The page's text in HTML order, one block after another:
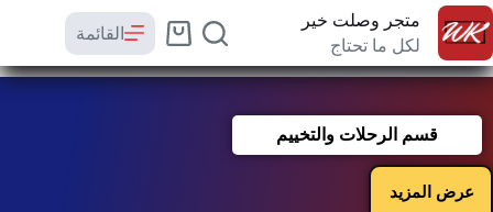
متجر وصلت خير
لكل ما تحتاج
القائمة
قسم الرحلات والتخييم
عرض المزيد